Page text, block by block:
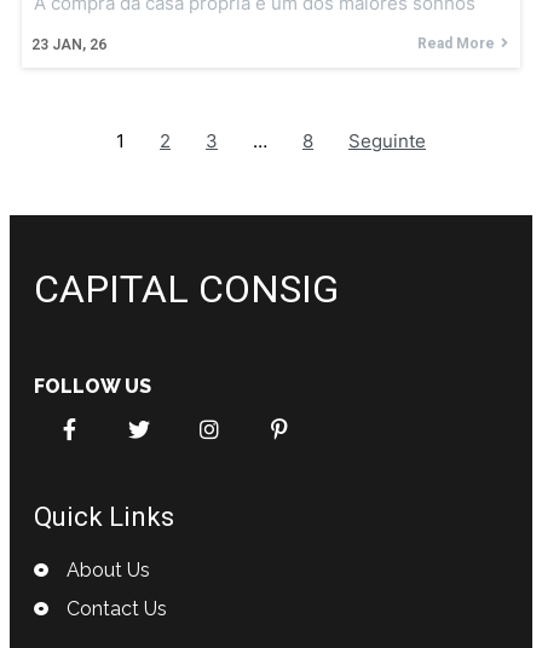
23 JAN, 26 Read More
1 2 3 … 8 Seguinte
CAPITAL CONSIG
FOLLOW US
Quick Links
About Us
Contact Us